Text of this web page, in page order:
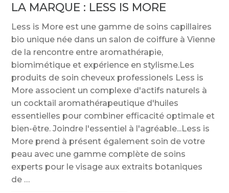
LA MARQUE : LESS IS MORE
Less is More est une gamme de soins capillaires
bio unique née dans un salon de coiffure à Vienne
de la rencontre entre aromathérapie,
biomimétique et expérience en stylisme.Les
produits de soin cheveux professionels Less is
More associent un complexe d'actifs naturels à
un cocktail aromathérapeutique d'huiles
essentielles pour combiner efficacité optimale et
bien-être. Joindre l'essentiel à l'agréable...Less is
More prend à présent également soin de votre
peau avec une gamme complète de soins
experts pour le visage aux extraits botaniques
de